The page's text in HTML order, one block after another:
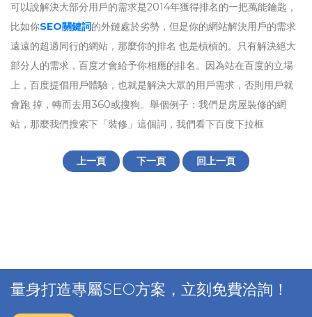
可以說解決大部分用戶的需求是2014年獲得排名的一把萬能鑰匙，
比如你SEO關鍵詞的外鏈處於劣勢，但是你的網站解決用戶的需求
遠遠的超過同行的網站，那麼你的排名 也是槓槓的。只有解決絕大
部分人的需求，百度才會給予你相應的排名。因為站在百度的立場
上，百度提倡用戶體驗，也就是解決大眾的用戶需求，否則用戶就
會跑 掉，轉而去用360或搜狗。舉個例子：我們是房屋裝修的網
站，那麼我們搜索下「裝修」這個詞，我們看下百度下拉框
上一頁 下一頁 回上一頁
量身打造專屬SEO方案，立刻免費洽詢！